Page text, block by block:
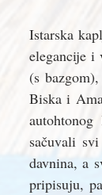
Istarska
elegancije i
(s
Biska i
sačuvali
davnina, a
pripisuju,